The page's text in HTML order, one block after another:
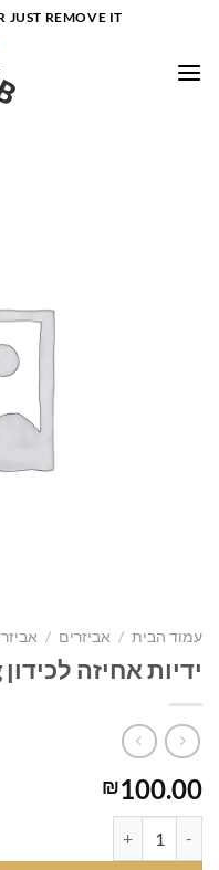
content
REMOVE IT...
עמוד הבית / אביזרים /
ידיות אחיזה לכידון hualong צבע וורוד
₪100.00